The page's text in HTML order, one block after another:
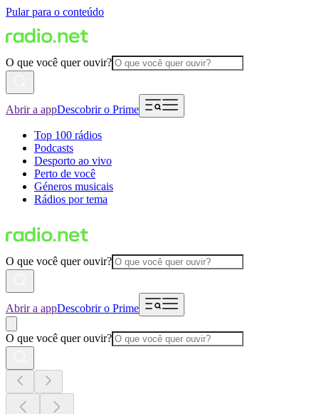
Pular para o conteúdo
O que você quer ouvir?
Abrir a appDescobrir o Prime
Top 100 rádios
Podcasts
Desporto ao vivo
Perto de você
Géneros musicais
Rádios por tema
O que você quer ouvir?
Abrir a appDescobrir o Prime
O que você quer ouvir?